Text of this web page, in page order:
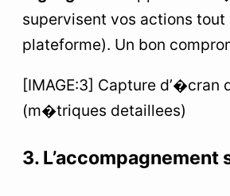
supervisent vos actions
plateforme). Un bon
[IMAGE:3] Capture
(m�triques detaillees)
3. L’accompagnement